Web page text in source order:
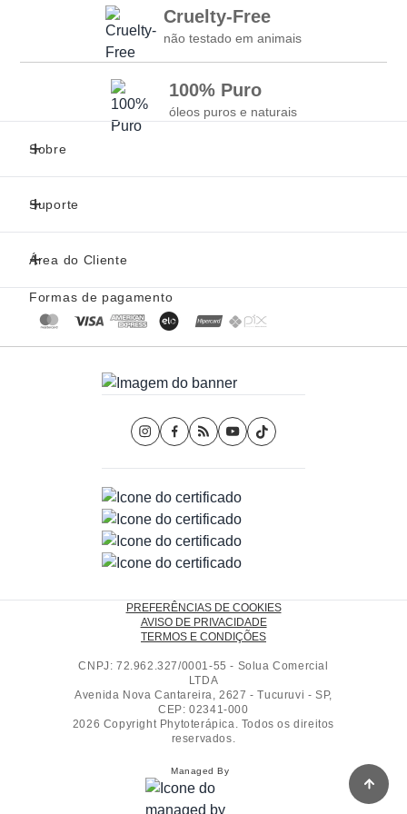
Pode ser usado em unhas com esmalte?
Sim, pode ser aplicado sobre as unhas com ou sem esmalte, mas a
Cruelty-Free
não testado em animais
100% Puro
óleos puros e naturais
Sobre
Suporte
Área do Cliente
Formas de pagamento
PREFERÊNCIAS DE COOKIES
AVISO DE PRIVACIDADE
TERMOS E CONDIÇÕES
CNPJ: 72.962.327/0001-55 - Solua Comercial
LTDA
Avenida Nova Cantareira, 2627 - Tucuruvi - SP,
CEP: 02341-000
2026 Copyright Phytoterápica. Todos os direitos
reservados.
Managed By